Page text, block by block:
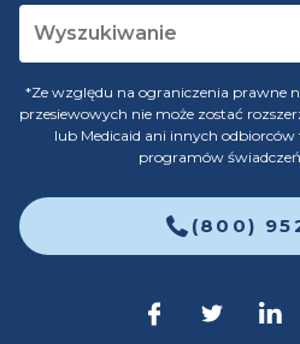
*Ze względu na ograniczenia prawne
przesiewowych nie może zostać
lub Medicaid ani innych
programów
(800)